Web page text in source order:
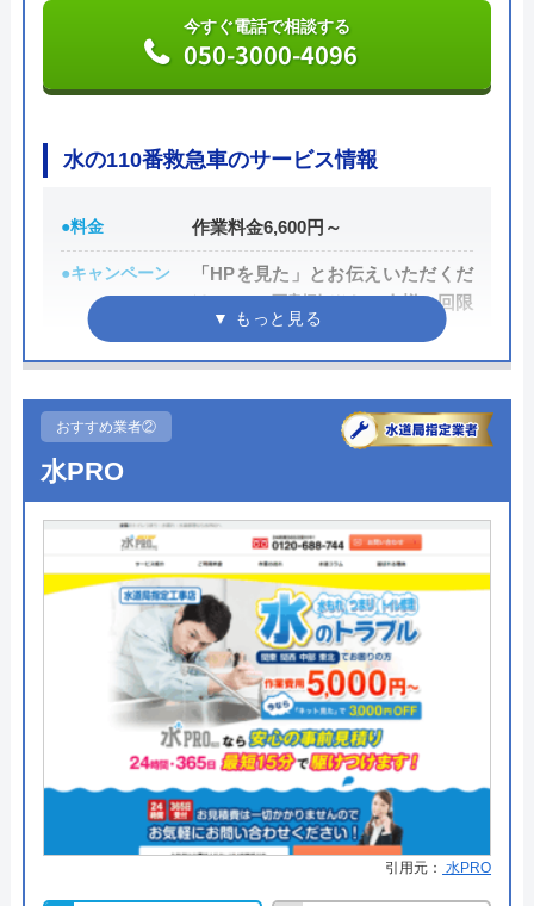
今すぐ電話で相談する
050-3000-4096
水の110番救急車のサービス情報
●料金 作業料金6,600円～
●キャンペーン
「HPを見た」とお伝えいただくだ
けで1,000円割引 ※お一人様一回限
●受付時間
●定休日
●出張見積もり 無料見積り
●支払い方法
カード支払い、コンビニ、銀行支
払、後払い
●累計実績
問い合わせ数10万件以上（2021年5
月累計）
●保証・保険
取り付け器具には1～5年間のメー
カー保証 ※消耗品など一部サービ
スを除く。
詳細は公式HPでご確認ください
おすすめ業者②
水PRO
引用元： 水PRO